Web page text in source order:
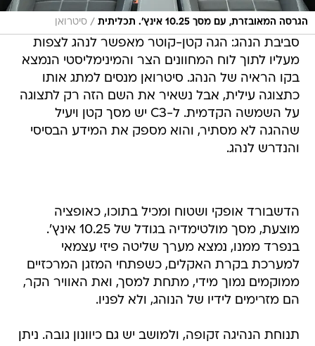
הגרסה המאובזרת, עם מסך 10.25 אינץ'. תכליתית / סיטרואן
סביבת הנהג: הגה קטן-קוטר מאפשר לנהג לצפות
מעליו לתוך לוח המחוונים הצר והמינימליסטי הנמצא
בקו הראיה של הנהג. סיטרואן מנסים למתג אותו
כתצוגה עילית, אבל נשאיר את השם הזה רק לתצוגה
על השמשה הקדמית. ל-C3 יש מסך קטן ויעיל
שההגה לא מסתיר, והוא מספק את המידע הבסיסי
והנדרש לנהג.
הדשבורד אופקי ושטוח ומכיל בתוכו, כאופציה
מוצעת, מסך מולטימדיה בגודל של 10.25 אינץ'.
בנפרד ממנו, נמצא מערך שליטה פיזי עצמאי
למערכת בקרת האקלים, כשפתחי המזגן המרכזיים
ממוקמים נמוך מידי, מתחת למסך, ואת האוויר הקר,
הם מזרימים לידיו של הנוהג, ולא לפניו.
תנוחת הנהיגה זקופה, ולמושב יש גם כיוונון גובה. ניתן